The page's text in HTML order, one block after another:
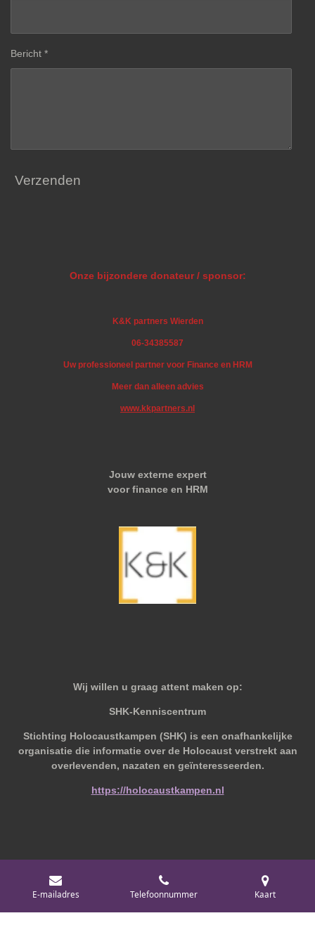
Bericht *
Verzenden
Onze bijzondere donateur / sponsor:
K&K partners Wierden
06-34385587
Uw professioneel partner voor Finance en HRM
Meer dan alleen advies
www.kkpartners.nl
Jouw externe expert
voor finance en HRM
Wij willen u graag attent maken op:
SHK-Kenniscentrum
Stichting Holocaustkampen (SHK) is een onafhankelijke
organisatie die informatie over de Holocaust verstrekt aan
overlevenden, nazaten en geïnteresseerden.
https://holocaustkampen.nl
© 2019 - 2026 Behoudvanoud
Powered byJouwWeb
E-mailadres Telefoonnummer Kaart